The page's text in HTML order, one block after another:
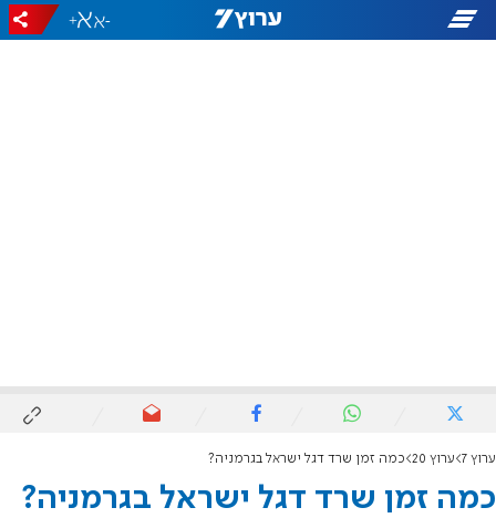
-
+
ערוץ 7 ערוץ 20 כמה זמן שרד דגל ישראל בגרמניה?
כמה זמן שרד דגל ישראל בגרמניה?